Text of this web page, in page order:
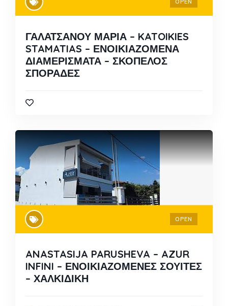
OPEN
ΓΑΛΑΤΣΑΝΟΥ ΜΑΡΙΑ – KATOIKIES
STAMATIAS – ΕΝΟΙΚΙΑΖΟΜΕΝΑ
ΔΙΑΜΕΡΙΣΜΑΤΑ – ΣΚΟΠΕΛΟΣ
ΣΠΟΡΑΔΕΣ
OPEN
ANASTASIJA PARUSHEVA – AZUR
INFINI – ΕΝΟΙΚΙΑΖΟΜΕΝΕΣ ΣΟΥΙΤΕΣ
– ΧΑΛΚΙΔΙΚΗ